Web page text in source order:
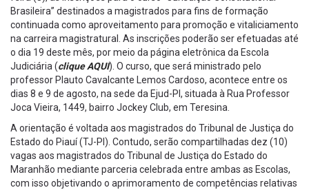
Brasileira” destinados a magistrados para fins de formação
continuada como aproveitamento para promoção e vitaliciamento
na carreira magistratural. As inscrições poderão ser efetuadas até
o dia 19 deste mês, por meio da página eletrônica da Escola
Judiciária (clique AQUI). O curso, que será ministrado pelo
professor Plauto Cavalcante Lemos Cardoso, acontece entre os
dias 8 e 9 de agosto, na sede da Ejud-PI, situada à Rua Professor
Joca Vieira, 1449, bairro Jockey Club, em Teresina.
A orientação é voltada aos magistrados do Tribunal de Justiça do
Estado do Piauí (TJ-PI). Contudo, serão compartilhadas dez (10)
vagas aos magistrados do Tribunal de Justiça do Estado do
Maranhão mediante parceria celebrada entre ambas as Escolas,
com isso objetivando o aprimoramento de competências relativas